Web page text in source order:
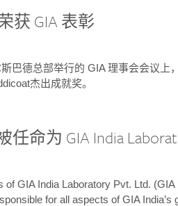
获 GIA 表彰
巴德总部举行的 GIA 理事会会议上
杰出成就奖。
任命为 GIA India
of GIA India Laboratory Pvt. Ltd.
for all aspects of GIA